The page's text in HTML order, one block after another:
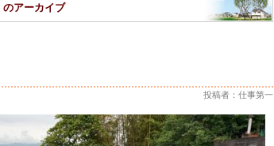
アーカイブ
投稿者：仕事第一